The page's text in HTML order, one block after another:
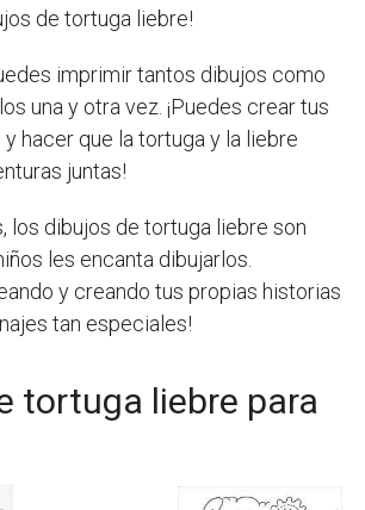
de tortuga liebre!
imprimir tantos dibujos como
una y otra vez. ¡Puedes crear tus
hacer que la tortuga y la liebre
juntas!
los dibujos de tortuga liebre son
les encanta dibujarlos.
y creando tus propias historias
tan especiales!
tortuga liebre para